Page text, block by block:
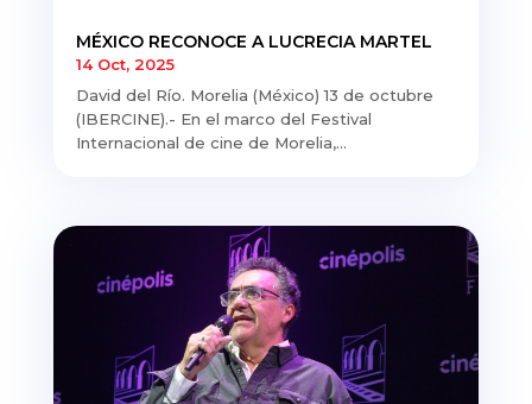
MÉXICO RECONOCE A LUCRECIA MARTEL
14 Oct, 2025
David del Río. Morelia (México) 13 de octubre
(IBERCINE).- En el marco del Festival
Internacional de cine de Morelia,...